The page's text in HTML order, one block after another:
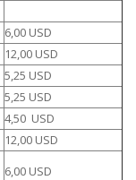
6,00 USD
12,00 USD
5,25 USD
5,25 USD
4,50 USD
12,00 USD
6,00 USD